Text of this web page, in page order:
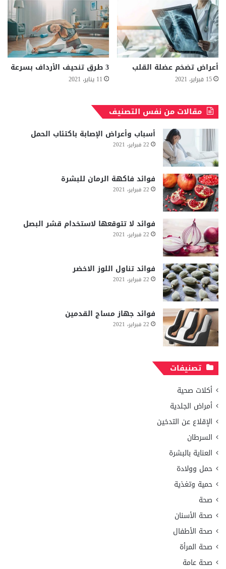
أعراض تضخم عضلة القلب
15 فبراير، 2021
3 طرق تنحيف الأرداف بسرعة
11 يناير، 2021
مقالات من نفس التصنيف
أسباب وأعراض الإصابة باكتئاب الحمل
22 فبراير، 2021
فوائد فاكهة الرمان للبشرة
22 فبراير، 2021
فوائد لا تتوقعها لاستخدام قشر البصل
22 فبراير، 2021
فوائد تناول اللوز الاخضر
22 فبراير، 2021
فوائد جهاز مساج القدمين
22 فبراير، 2021
تصنيفات
أكلات صحية
أمراض الجلدية
الإقلاع عن التدخين
السرطان
العناية بالبشرة
حمل وولادة
حمية وتغذية
صحة
صحة الأسنان
صحة الأطفال
صحة المرأة
صحة عامة